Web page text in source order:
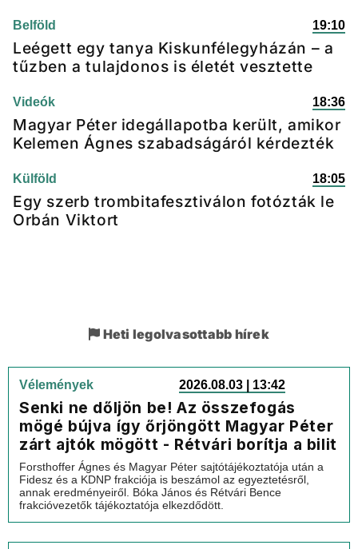
Belföld 19:10
Leégett egy tanya Kiskunfélegyházán – a
tűzben a tulajdonos is életét vesztette
Videók 18:36
Magyar Péter idegállapotba került, amikor
Kelemen Ágnes szabadságáról kérdezték
Külföld 18:05
Egy szerb trombitafesztiválon fotózták le
Orbán Viktort
Heti legolvasottabb hírek
Vélemények 2026.08.03 | 13:42
Senki ne dőljön be! Az összefogás
mögé bújva így őrjöngött Magyar Péter
zárt ajtók mögött - Rétvári borítja a bilit
Forsthoffer Ágnes és Magyar Péter sajtótájékoztatója után a
Fidesz és a KDNP frakciója is beszámol az egyeztetésről,
annak eredményeiről. Bóka János és Rétvári Bence
frakcióvezetők tájékoztatója elkezdődött.